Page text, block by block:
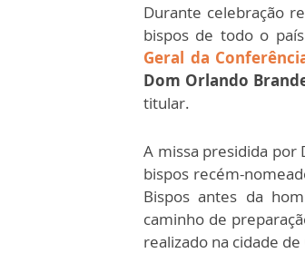
Durante celebração
bispos de todo o
Geral da
Dom Orlando
titular.
A missa presidida por
bispos recém-
Bispos antes da
caminho de
realizado na cidade de